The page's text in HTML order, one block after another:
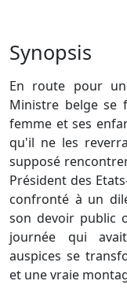
Synopsis
En route pour
Ministre belge se
femme et ses
qu'il ne les
supposé
Président des
confronté à un
son devoir public
journée qui
auspices se
et une vraie